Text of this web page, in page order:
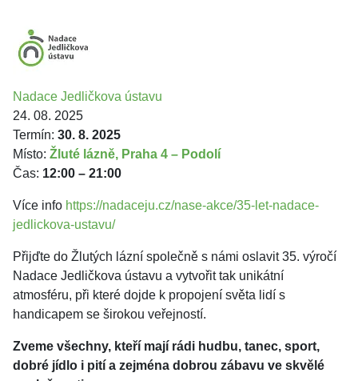
Nadace Jedličkova ústavu
24. 08. 2025
Termín: 30. 8. 2025
Místo: Žluté lázně, Praha 4 – Podolí
Čas: 12:00 – 21:00
Více info https://nadaceju.cz/nase-akce/35-let-nadace-
jedlickova-ustavu/
Přijďte do Žlutých lázní společně s námi oslavit 35. výročí
Nadace Jedličkova ústavu a vytvořit tak unikátní
atmosféru, při které dojde k propojení světa lidí s
handicapem se širokou veřejností.
Zveme všechny, kteří mají rádi hudbu, tanec, sport,
dobré jídlo i pití a zejména dobrou zábavu ve skvělé